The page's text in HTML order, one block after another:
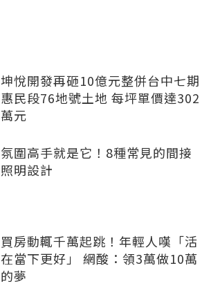
坤悅開發再砸10億元整併台中七期
惠民段76地號土地 每坪單價達302
萬元
氛圍高手就是它！8種常見的間接
照明設計
買房動輒千萬起跳！年輕人嘆「活
在當下更好」 網酸：領3萬做10萬
的夢